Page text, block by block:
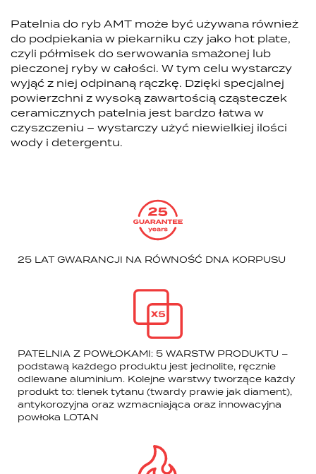
Patelnia do ryb AMT może być używana również
do podpiekania w piekarniku czy jako hot plate,
czyli półmisek do serwowania smażonej lub
pieczonej ryby w całości. W tym celu wystarczy
wyjąć z niej odpinaną rączkę. Dzięki specjalnej
powierzchni z wysoką zawartością cząsteczek
ceramicznych patelnia jest bardzo łatwa w
czyszczeniu – wystarczy użyć niewielkiej ilości
wody i detergentu.
25 LAT GWARANCJI NA RÓWNOŚĆ DNA KORPUSU
PATELNIA Z POWŁOKAMI: 5 WARSTW PRODUKTU –
podstawą każdego produktu jest jednolite, ręcznie
odlewane aluminium. Kolejne warstwy tworzące każdy
produkt to: tlenek tytanu (twardy prawie jak diament),
antykorozyjna oraz wzmacniająca oraz innowacyjna
powłoka LOTAN